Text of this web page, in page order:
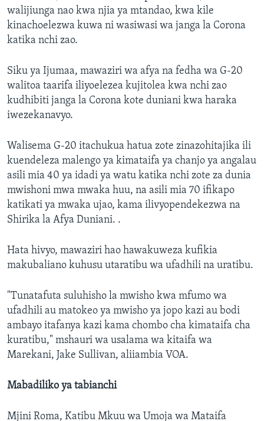
walijiunga nao kwa njia ya mtandao, kwa kile
kinachoelezwa kuwa ni wasiwasi wa janga la Corona
katika nchi zao.
Siku ya Ijumaa, mawaziri wa afya na fedha wa G-20
walitoa taarifa iliyoelezea kujitolea kwa nchi zao
kudhibiti janga la Corona kote duniani kwa haraka
iwezekanavyo.
Walisema G-20 itachukua hatua zote zinazohitajika ili
kuendeleza malengo ya kimataifa ya chanjo ya angalau
asili mia 40 ya idadi ya watu katika nchi zote za dunia
mwishoni mwa mwaka huu, na asili mia 70 ifikapo
katikati ya mwaka ujao, kama ilivyopendekezwa na
Shirika la Afya Duniani. .
Hata hivyo, mawaziri hao hawakuweza kufikia
makubaliano kuhusu utaratibu wa ufadhili na uratibu.
"Tunatafuta suluhisho la mwisho kwa mfumo wa
ufadhili au matokeo ya mwisho ya jopo kazi au bodi
ambayo itafanya kazi kama chombo cha kimataifa cha
kuratibu," mshauri wa usalama wa kitaifa wa
Marekani, Jake Sullivan, aliiambia VOA.
Mabadiliko ya tabianchi
Mjini Roma, Katibu Mkuu wa Umoja wa Mataifa